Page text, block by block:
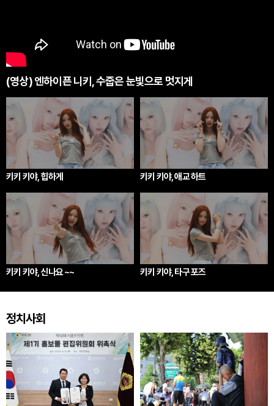
(영상) 엔하이픈 니키, 수줍은 눈빛으로 멋지게
키키 키야, 힙하게 키키 키야, 애교 하트
키키 키야, 신나요 ~~ 키키 키야, 타구 포즈
정치사회